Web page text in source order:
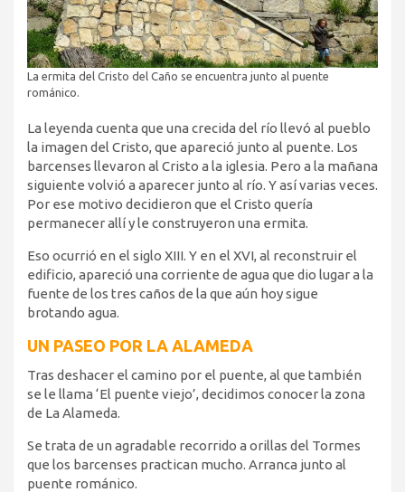
La ermita del Cristo del Caño se encuentra junto al puente
románico.
La leyenda cuenta que una crecida del río llevó al pueblo
la imagen del Cristo, que apareció junto al puente. Los
barcenses llevaron al Cristo a la iglesia. Pero a la mañana
siguiente volvió a aparecer junto al río. Y así varias veces.
Por ese motivo decidieron que el Cristo quería
permanecer allí y le construyeron una ermita.
Eso ocurrió en el siglo XIII. Y en el XVI, al reconstruir el
edificio, apareció una corriente de agua que dio lugar a la
fuente de los tres caños de la que aún hoy sigue
brotando agua.
UN PASEO POR LA ALAMEDA
Tras deshacer el camino por el puente, al que también
se le llama ‘El puente viejo’, decidimos conocer la zona
de La Alameda.
Se trata de un agradable recorrido a orillas del Tormes
que los barcenses practican mucho. Arranca junto al
puente románico.